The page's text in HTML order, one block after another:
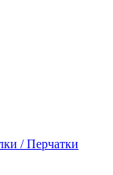
/ Перчатки